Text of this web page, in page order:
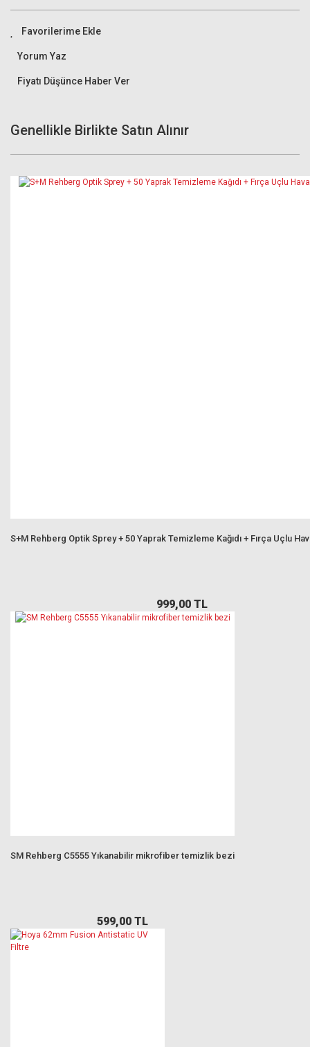
Yorum Yaz
Fiyatı Düşünce Haber Ver
Genellikle Birlikte Satın Alınır
S+M Rehberg Optik Sprey + 50 Yaprak Temizleme Kağıdı + Fırça Uçlu
999,00 TL
SM Rehberg C5555 Yıkanabilir mikrofiber temizlik bezi
599,00 TL